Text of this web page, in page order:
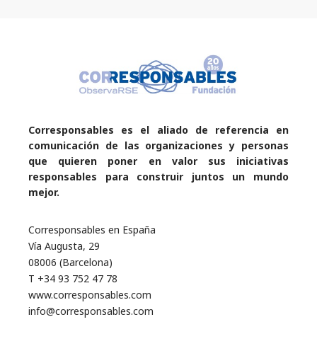
Corresponsables es el aliado de referencia en
comunicación de las organizaciones y personas
que quieren poner en valor sus iniciativas
responsables para construir juntos un mundo
mejor.
Corresponsables en España
Vía Augusta, 29
08006 (Barcelona)
T +34 93 752 47 78
www.corresponsables.com
info@corresponsables.com